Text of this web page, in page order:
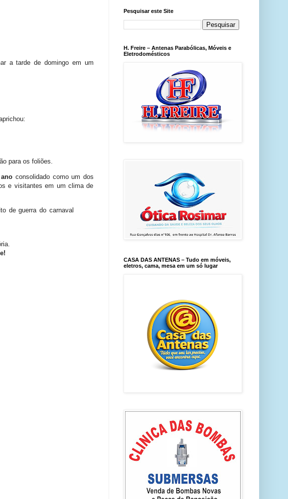
a tarde de domingo em um
para os foliões.
ano consolidado como um dos
e visitantes em um clima de
de guerra do carnaval
Pesquisar este Site
H. Freire – Antenas Parabólicas, Móveis e
Eletrodomésticos
CASA DAS ANTENAS – Tudo em móveis,
eletros, cama, mesa em um só lugar